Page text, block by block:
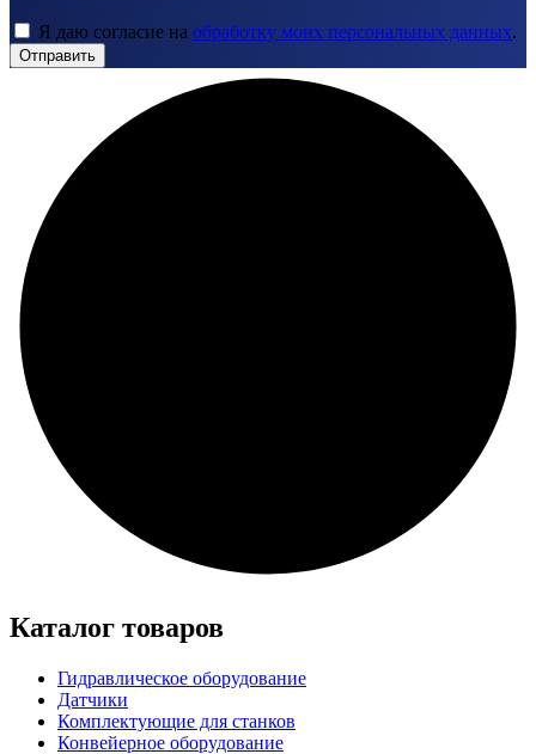
Я даю согласие на обработку моих персональных данных.
Отправить
Каталог товаров
Гидравлическое оборудование
Датчики
Комплектующие для станков
Конвейерное оборудование